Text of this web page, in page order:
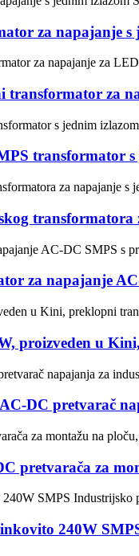
za napajanje s
transformator za
transformator s
transformatora
za napajanje
proizveden u
DC pretvarač
pretvarača za
240W